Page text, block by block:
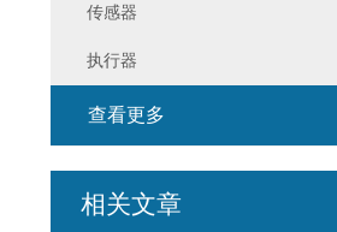
传感器
执行器
查看更多
相关文章